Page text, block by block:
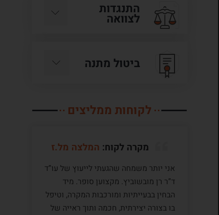
התנגדות
לצוואה
ביטול מתנה
לקוחות ממליצים
מקרה לקוח: המלצה מל.ז
אני יותר משמחה שהגעתי לייעוץ של עו”ד
ד”ר רן מובשוביץ. מקצוען סופר. מיד
הבחין בבעייתיות ומורכבות המקרה, וטיפל
בו בצורה יצירתית, חכמה ותוך ראייה של